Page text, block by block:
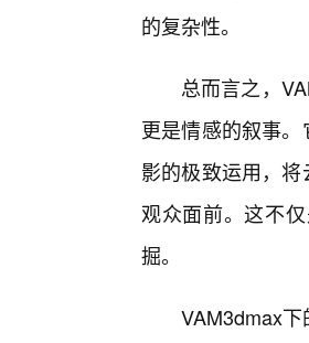
的复杂性。
总而言之，
更是情感的叙事
影的极致运用，
观众面前。这不
掘。
VAM3dmax